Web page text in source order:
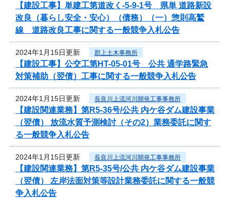
【建設工事】単建工第道改く-5-9-1号 県単 道路新設
改良（暮らし安全・安心）（債務）（一）惣則高鷲
線 道路改良工事に関する一般競争入札公告
2024年1月15日更新 郡上土木事務所
【建設工事】公交工第HT-05-01号 公共 通学路緊急
対策補助（翌債）工事に関する一般競争入札公告
2024年1月15日更新 長良川上流河川開発工事事務所
【建設関連業務】第R5-36号/公共 内ケ谷ダム建設事業
（翌債） 放流水質予測検討（その2）業務委託に関す
る一般競争入札公告
2024年1月15日更新 長良川上流河川開発工事事務所
【建設関連業務】第R5-35号/公共 内ケ谷ダム建設事業
（翌債） 左岸法面対策等設計業務委託に関する一般競
争入札公告